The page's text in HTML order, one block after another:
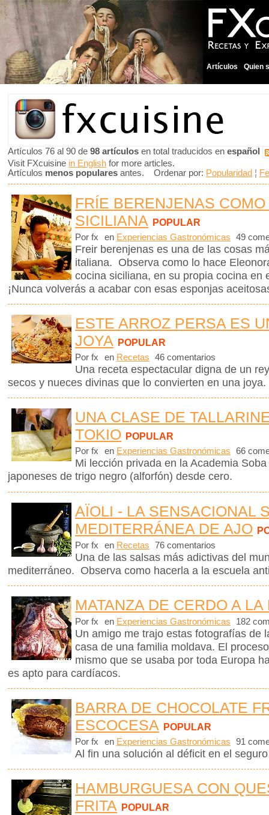
Artículos Quien
Artículos 76 al 90 de 98 artículos en total traducidos en español
Visit FXcuisine in English for more articles.
Artículos menos populares antes. Ordenar por: Popularidad ¦
FRÍE BERENJENAS
SICILIANA POPULAR
Por fx en Experiencias Gastronómicas 49
Freir berenjenas es una de las cosas
italiana. Observa como lo hace
cocina siciliana, en su propia cocina en
¡Nunca volverás a acabar con esas esponjas
ESTE ARROZ PERSA ES
JOYA POPULAR
Por fx en Recetas 46 comentarios
Una receta espectacular digna de un
secos y nueces divinas que lo convierten en una
UNA CLASE DE
TOKIO POPULAR
Por fx en Experiencias Gastronómicas 66
Mi lección privada en la Academia
japoneses de trigo negro (alforfón) desde cero.
AÏOLI - LA SENSACIONAL
MEDITERRÁNEA DE AJO
Por fx en Recetas 76 comentarios
Una de las salsas más adictivas del
mediterráneo. Observa como hacerla a la escuela
MATANZA DE CERDO A LA
Por fx en Experiencias Gastronómicas 182
Un amigo me trajo estas fotografías de
casa de una familia moldava. El
mismo que se usaba por toda Europa
es apto para cardíacos.
BARRA DE CHOCOLATE
ESCOCESA POPULAR
Por fx en Experiencias Gastronómicas 91
Al fin una solución al déficit en el
HAMBURGUESA CON
FRITA POPULAR